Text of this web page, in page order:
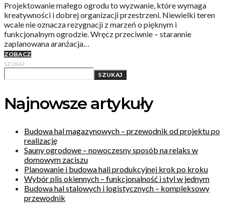
Projektowanie małego ogrodu to wyzwanie, które wymaga
kreatywności i dobrej organizacji przestrzeni. Niewielki teren
wcale nie oznacza rezygnacji z marzeń o pięknym i
funkcjonalnym ogrodzie. Wręcz przeciwnie – starannie
zaplanowana aranżacja…
ZOBACZ
SZUKAJ
SZUKAJ
Najnowsze artykuły
Budowa hal magazynowych – przewodnik od projektu po
realizację
Sauny ogrodowe – nowoczesny sposób na relaks w
domowym zaciszu
Planowanie i budowa hali produkcyjnej krok po kroku
Wybór plis okiennych – funkcjonalność i styl w jednym
Budowa hal stalowych i logistycznych – kompleksowy
przewodnik